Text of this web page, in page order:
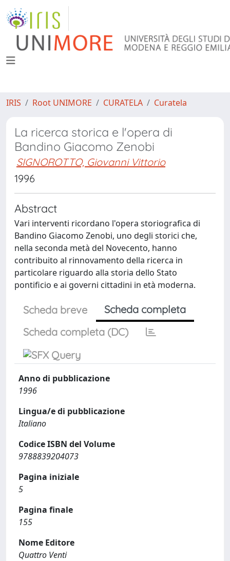
IRIS Root UNIMORE CURATELA Curatela
La ricerca storica e l'opera di
Bandino Giacomo Zenobi
SIGNOROTTO, Giovanni Vittorio
1996
Abstract
Vari interventi ricordano l'opera storiografica di
Bandino Giacomo Zenobi, uno degli storici che,
nella seconda metà del Novecento, hanno
contribuito al rinnovamento della ricerca in
particolare riguardo alla storia dello Stato
pontificio e ai governi cittadini in età moderna.
Scheda breve
Scheda completa
Scheda completa (DC)
Anno di pubblicazione
1996
Lingua/e di pubblicazione
Italiano
Codice ISBN del Volume
9788839204073
Pagina iniziale
5
Pagina finale
155
Nome Editore
Quattro Venti